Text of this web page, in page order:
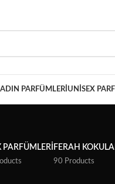
PARFÜMLERI UNISEX
PARFÜMLERI FERAH
90 Products